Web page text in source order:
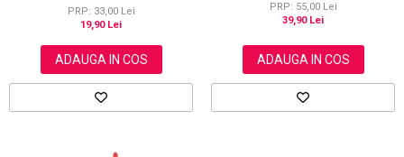
PRP: 33,00 Lei
19,90 Lei
ADAUGA IN COS
PRP: 55,00 Lei
39,90 Lei
ADAUGA IN COS